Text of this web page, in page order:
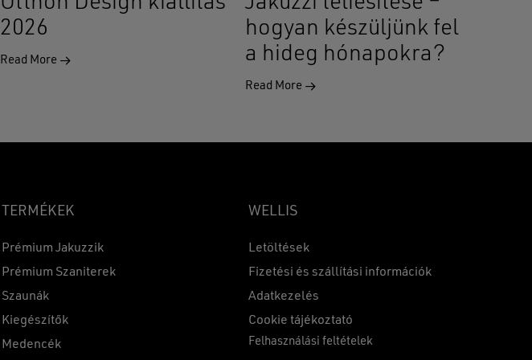
2026
Read More
hogyan készüljünk fel
a hideg hónapokra?
Read More
TERMÉKEK
Prémium Jakuzzik
Prémium Szaniterek
Szaunák
Kiegészítők
Medencék
WELLIS
Letöltések
Fizetési és szállítási információk
Adatkezelés
Cookie tájékoztató
Felhasználási feltételek